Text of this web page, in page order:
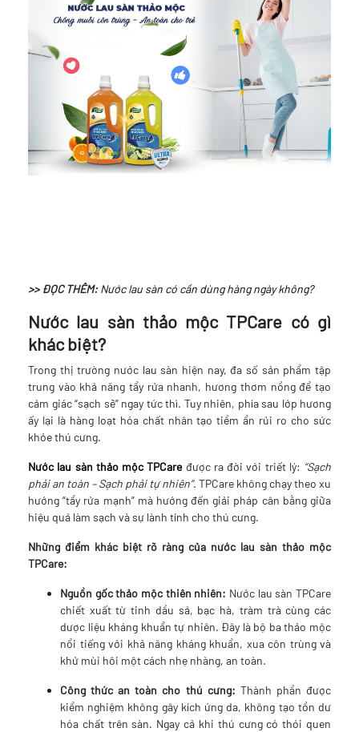
>> ĐỌC THÊM: Nước lau sàn có cần dùng hàng ngày không?
Nước lau sàn thảo mộc TPCare có gì
khác biệt?
Trong thị trường nước lau sàn hiện nay, đa số sản phẩm tập
trung vào khả năng tẩy rửa nhanh, hương thơm nồng để tạo
cảm giác “sạch sẽ” ngay tức thì. Tuy nhiên, phía sau lớp hương
ấy lại là hàng loạt hóa chất nhân tạo tiềm ẩn rủi ro cho sức
khỏe thú cưng.
Nước lau sàn thảo mộc TPCaređược ra đời với triết lý: “Sạch
phải an toàn – Sạch phải tự nhiên”. TPCare không chạy theo xu
hướng “tẩy rửa mạnh” mà hướng đến giải pháp cân bằng giữa
hiệu quả làm sạch và sự lành tính cho thú cưng.
Những điểm khác biệt rõ ràng của nước lau sàn thảo mộc
TPCare:
Nguồn gốc thảo mộc thiên nhiên: Nước lau sàn TPCare
chiết xuất từ tinh dầu sả, bạc hà, tràm trà cùng các
dược liệu kháng khuẩn tự nhiên. Đây là bộ ba thảo mộc
nổi tiếng với khả năng kháng khuẩn, xua côn trùng và
khử mùi hôi một cách nhẹ nhàng, an toàn.
Công thức an toàn cho thú cưng: Thành phần được
kiểm nghiệm không gây kích ứng da, không tạo tồn dư
hóa chất trên sàn. Ngay cả khi thú cưng có thói quen